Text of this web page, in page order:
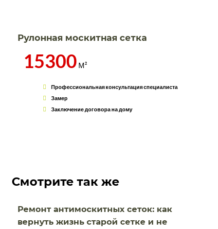
Рулонная москитная сетка
15300 М²
Профессиональная консультация специалиста
Замер
Заключение договора на дому
Смотрите так же
Ремонт антимоскитных сеток: как
вернуть жизнь старой сетке и не